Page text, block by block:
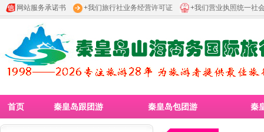
网站服务承诺书 +我们旅行社业务经营许可证 +我们营业执照统一社
首页 秦皇岛跟团游 秦皇岛包团游 秦